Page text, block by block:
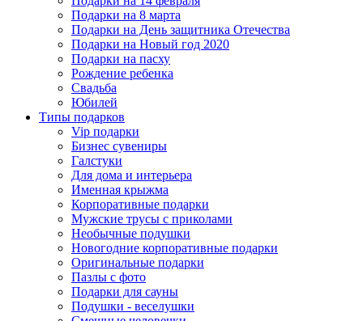
Подарки на 8 марта
Подарки на День защитника Отечества
Подарки на Новый год 2020
Подарки на пасху
Рождение ребенка
Свадьба
Юбилей
Типы подарков
Vip подарки
Бизнес сувениры
Галстуки
Для дома и интерьера
Именная крыжма
Корпоративные подарки
Мужские трусы с приколами
Необычные подушки
Новогодние корпоративные подарки
Оригинальные подарки
Пазлы с фото
Подарки для сауны
Подушки - веселушки